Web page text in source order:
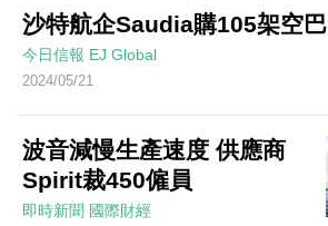
沙特航企Saudia購105架空巴
今日信報 EJ Global
2024/05/21
波音減慢生產速度 供應商
Spirit裁450僱員
即時新聞 國際財經